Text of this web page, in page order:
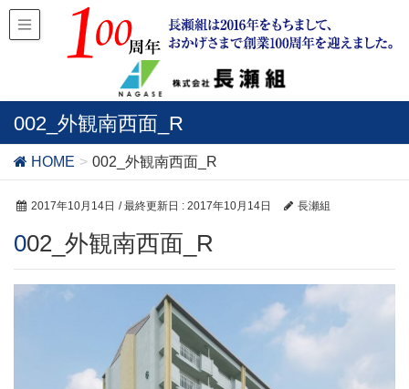
002_外観南西面_R
HOME 002_外観南西面_R
2017年10月14日 / 最終更新日 : 2017年10月14日 長瀬組
002_外観南西面_R